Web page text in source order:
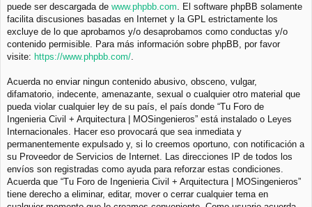
puede ser descargada de www.phpbb.com . El software phpBB solamente
facilita discusiones basadas en Internet y la GPL estrictamente los
excluye de lo que aprobamos y/o desaprobamos como conductas y/o
contenido permisible. Para más información sobre phpBB, por favor
visite: https://www.phpbb.com/
Acuerda no enviar ningun contenido abusivo, obsceno, vulgar,
difamatorio, indecente, amenazante, sexual o cualquier otro material que
pueda violar cualquier ley de su país, el país donde “Tu Foro de
Ingenieria Civil + Arquitectura | MOSingenieros” está instalado o Leyes
Internacionales. Hacer eso provocará que sea inmediata y
permanentemente expulsado y, si lo creemos oportuno, con notificación a
su Proveedor de Servicios de Internet. Las direcciones IP de todos los
envíos son registradas como ayuda para reforzar estas condiciones.
Acuerda que “Tu Foro de Ingenieria Civil + Arquitectura | MOSingenieros”
tiene derecho a eliminar, editar, mover o cerrar cualquier tema en